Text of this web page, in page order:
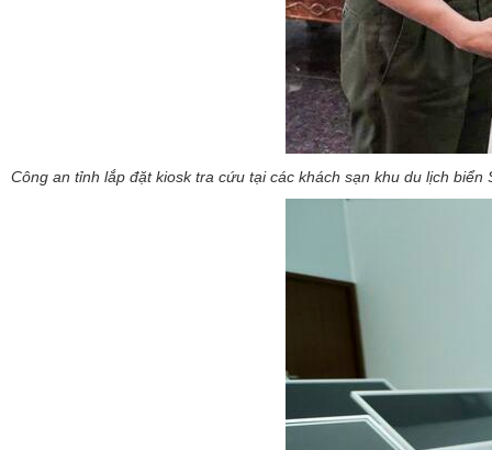
Công an tỉnh lắp đặt kiosk tra cứu tại các khách sạn khu du lịch